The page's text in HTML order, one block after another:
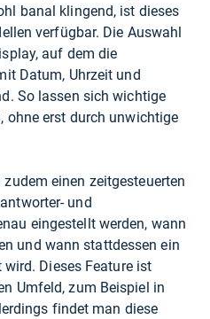
banal klingend, ist dieses
verfügbar. Die Auswahl
auf dem die
Datum, Uhrzeit und
So lassen sich wichtige
ohne erst durch unwichtige
einen zeitgesteuerten
und
eingestellt werden, wann
und wann stattdessen ein
Dieses Feature ist
Umfeld, zum Beispiel in
findet man diese